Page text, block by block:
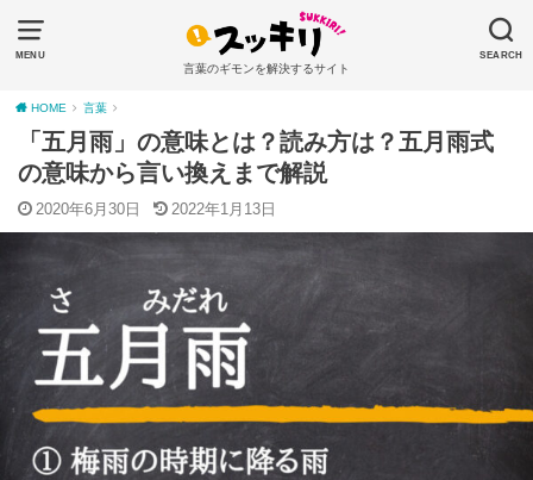
MENU SEARCH
言葉のギモンを解決するサイト
HOME 言葉
「五月雨」の意味とは？読み方は？五月雨式
の意味から言い換えまで解説
2020年6月30日 2022年1月13日